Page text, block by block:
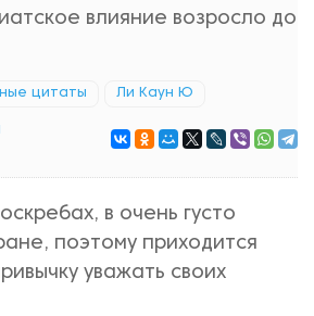
влияние возросло до
цитаты Ли Каун Ю
в очень густо
поэтому приходится
уважать своих